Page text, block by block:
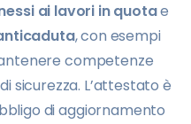
ai lavori in quotae
, con esempi
competenze
sicurezza. L’attestato è
di aggiornamento